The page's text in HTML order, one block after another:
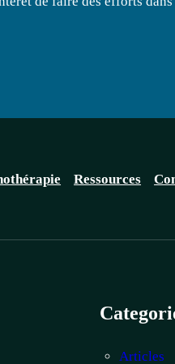
Ressources
Articles